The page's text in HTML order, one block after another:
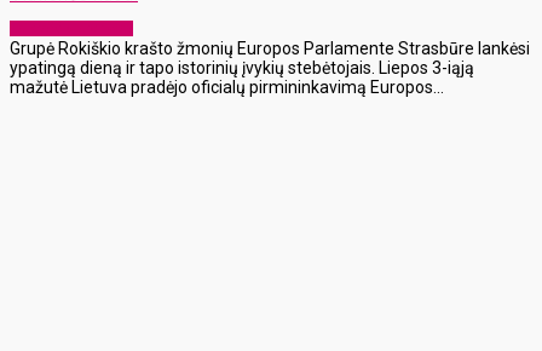
Grupė Rokiškio krašto žmonių Europos Parlamente Strasbūre lankėsi
ypatingą dieną ir tapo istorinių įvykių stebėtojais. Liepos 3-iąją
mažutė Lietuva pradėjo oficialų pirmininkavimą Europos...